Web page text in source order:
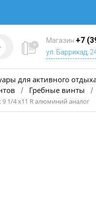
Магазин +7
ул. Баррикад,
для активного
/ Гребные винты /
9 1/4 х11 R алюминий аналог